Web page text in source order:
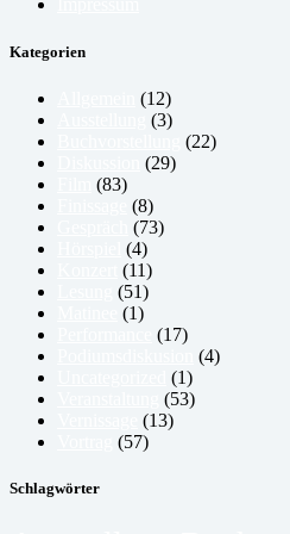
Kategorien
(12)
(3)
(22)
(29)
(83)
(8)
(73)
(4)
(11)
(51)
(1)
(17)
(4)
(1)
(53)
(13)
(57)
Schlagwörter